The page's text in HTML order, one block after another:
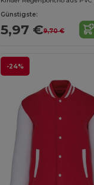
Günstigste:
5,97 €9,70 €
-24%